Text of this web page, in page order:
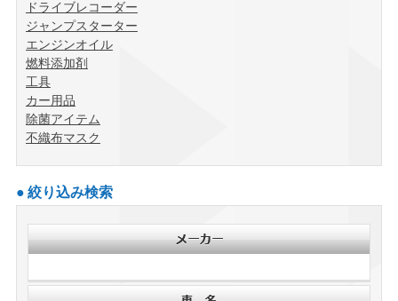
ドライブレコーダー
ジャンプスターター
エンジンオイル
燃料添加剤
工具
カー用品
除菌アイテム
不織布マスク
絞り込み検索